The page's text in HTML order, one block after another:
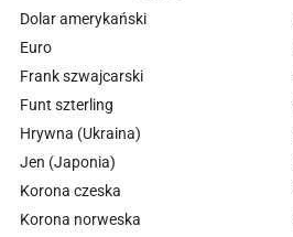
Dolar amerykański
Euro
Frank szwajcarski
Funt szterling
Hrywna (Ukraina)
Jen (Japonia)
Korona czeska
Korona norweska